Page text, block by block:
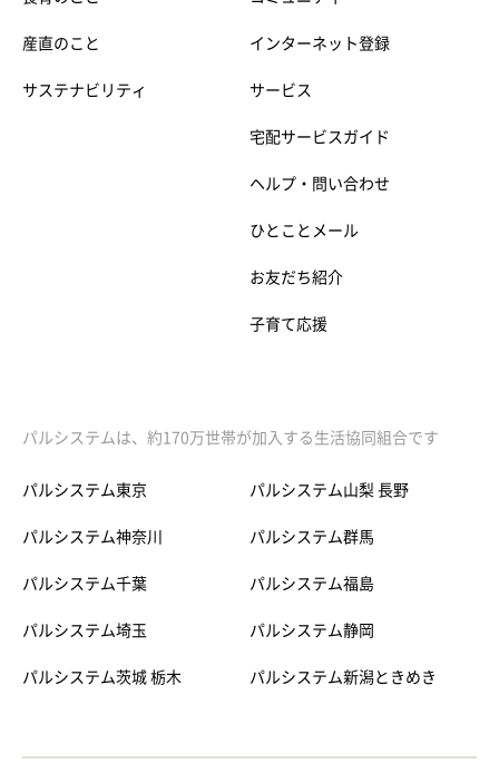
産直のこと
サステナビリティ
インターネット登録
サービス
宅配サービスガイド
ヘルプ・問い合わせ
ひとことメール
お友だち紹介
子育て応援
パルシステムは、約170万世帯が加入する生活協同組合です
パルシステム東京
パルシステム神奈川
パルシステム千葉
パルシステム埼玉
パルシステム茨城 栃木
パルシステム山梨 長野
パルシステム群馬
パルシステム福島
パルシステム静岡
パルシステム新潟ときめき